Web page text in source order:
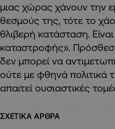
μιας χώρας χάνουν την
θεσμούς της, τότε το
θλιβερή κατάσταση.
καταστροφής».
δεν μπορεί να
ούτε με φθηνά πολιτικά
απαιτεί ουσιαστικές
ΣΧΕΤΙΚΑ ΑΡΘΡΑ